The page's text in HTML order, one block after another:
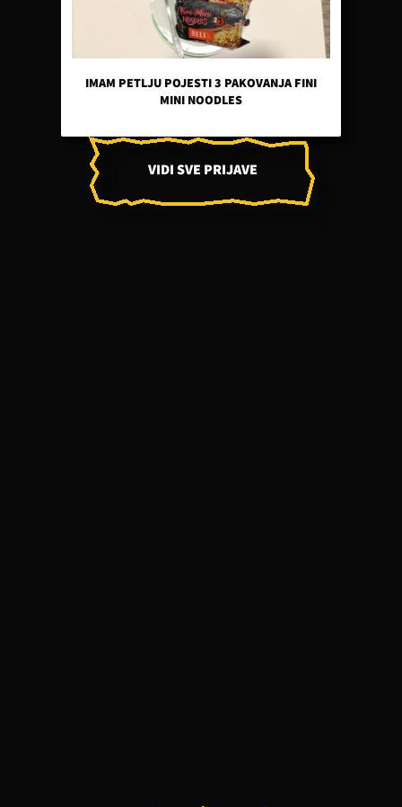
IMAM PETLJU POJESTI 3 PAKOVANJA FINI
MINI NOODLES
VIDI SVE PRIJAVE